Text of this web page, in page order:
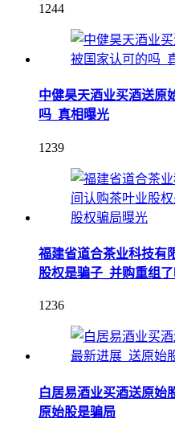
1244
中健昊天酒业买酒送原
吗_真相曝光
1239
福建省道合茶业科技有
股权是骗子_并购重组
1236
白居易酒业买酒送原始
原始股是骗局